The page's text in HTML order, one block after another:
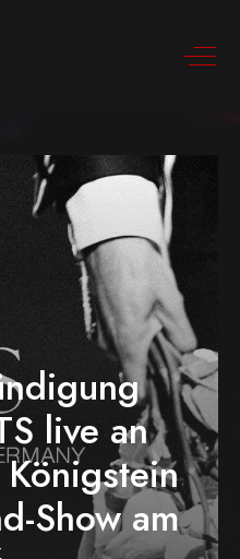
live an
Show am